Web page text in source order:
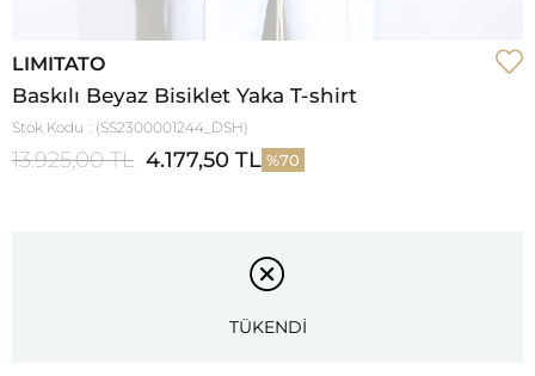
LIMITATO
Baskılı Beyaz Bisiklet Yaka T-shirt
Stok Kodu (SS2300001244_DSH)
13.925,00 TL 4.177,50 TL 70
TÜKENDİ